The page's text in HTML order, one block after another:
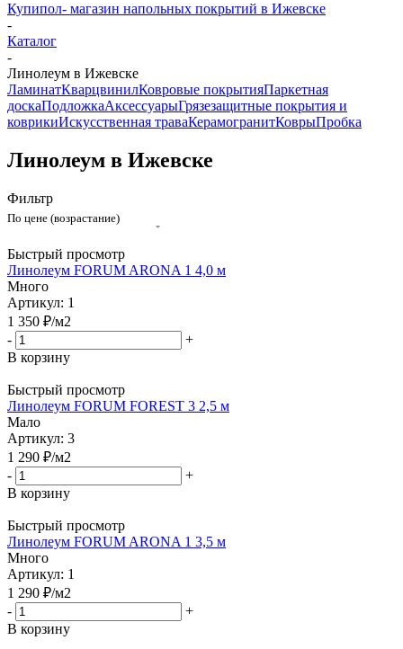
Купипол- магазин напольных покрытий в Ижевске
-
Каталог
-
Линолеум в Ижевске
ЛаминатКварцвинилКовровые покрытияПаркетная
доскаПодложкаАксессуарыГрязезащитные покрытия и
коврикиИскусственная траваКерамогранитКоврыПробка
Линолеум в Ижевске
Фильтр
По цене (возрастание)
Быстрый просмотр
Линолеум FORUM ARONA 1 4,0 м
Много
Артикул: 1
1 350 ₽/м2
-
+
В корзину
Быстрый просмотр
Линолеум FORUM FOREST 3 2,5 м
Мало
Артикул: 3
1 290 ₽/м2
-
+
В корзину
Быстрый просмотр
Линолеум FORUM ARONA 1 3,5 м
Много
Артикул: 1
1 290 ₽/м2
-
+
В корзину